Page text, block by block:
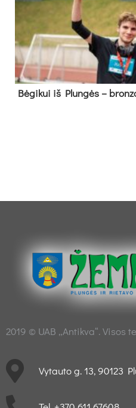
Bė­gi­kui iš Plun­gės –
2019 © UAB „Antikva“. Visos
Vytauto g. 13, 90123